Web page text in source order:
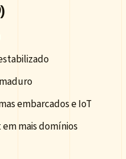
embarcados e IoT
mais domínios